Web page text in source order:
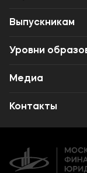
Абитуриенту
Выпускникам
Карьера
Институт
Уровни
Среднее
Высшее
Медиа
Объявления
Новости
Контакты
Карьера